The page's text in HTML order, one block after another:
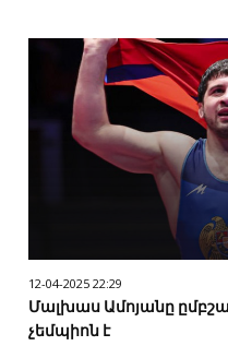
12-04-2025 22:29
Մալխաս Ամոյանը
չեմպիոն է